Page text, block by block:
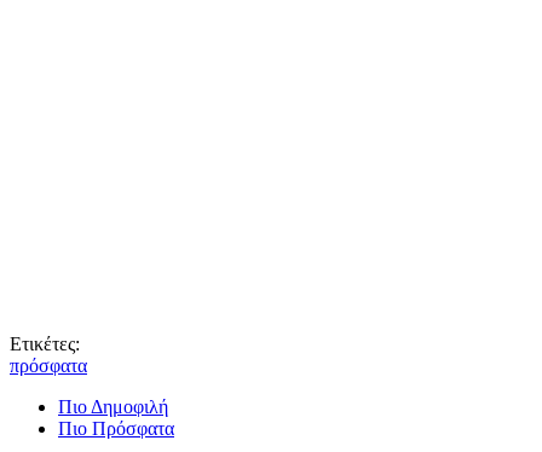
Ετικέτες:
πρόσφατα
Πιο Δημοφιλή
Πιο Πρόσφατα